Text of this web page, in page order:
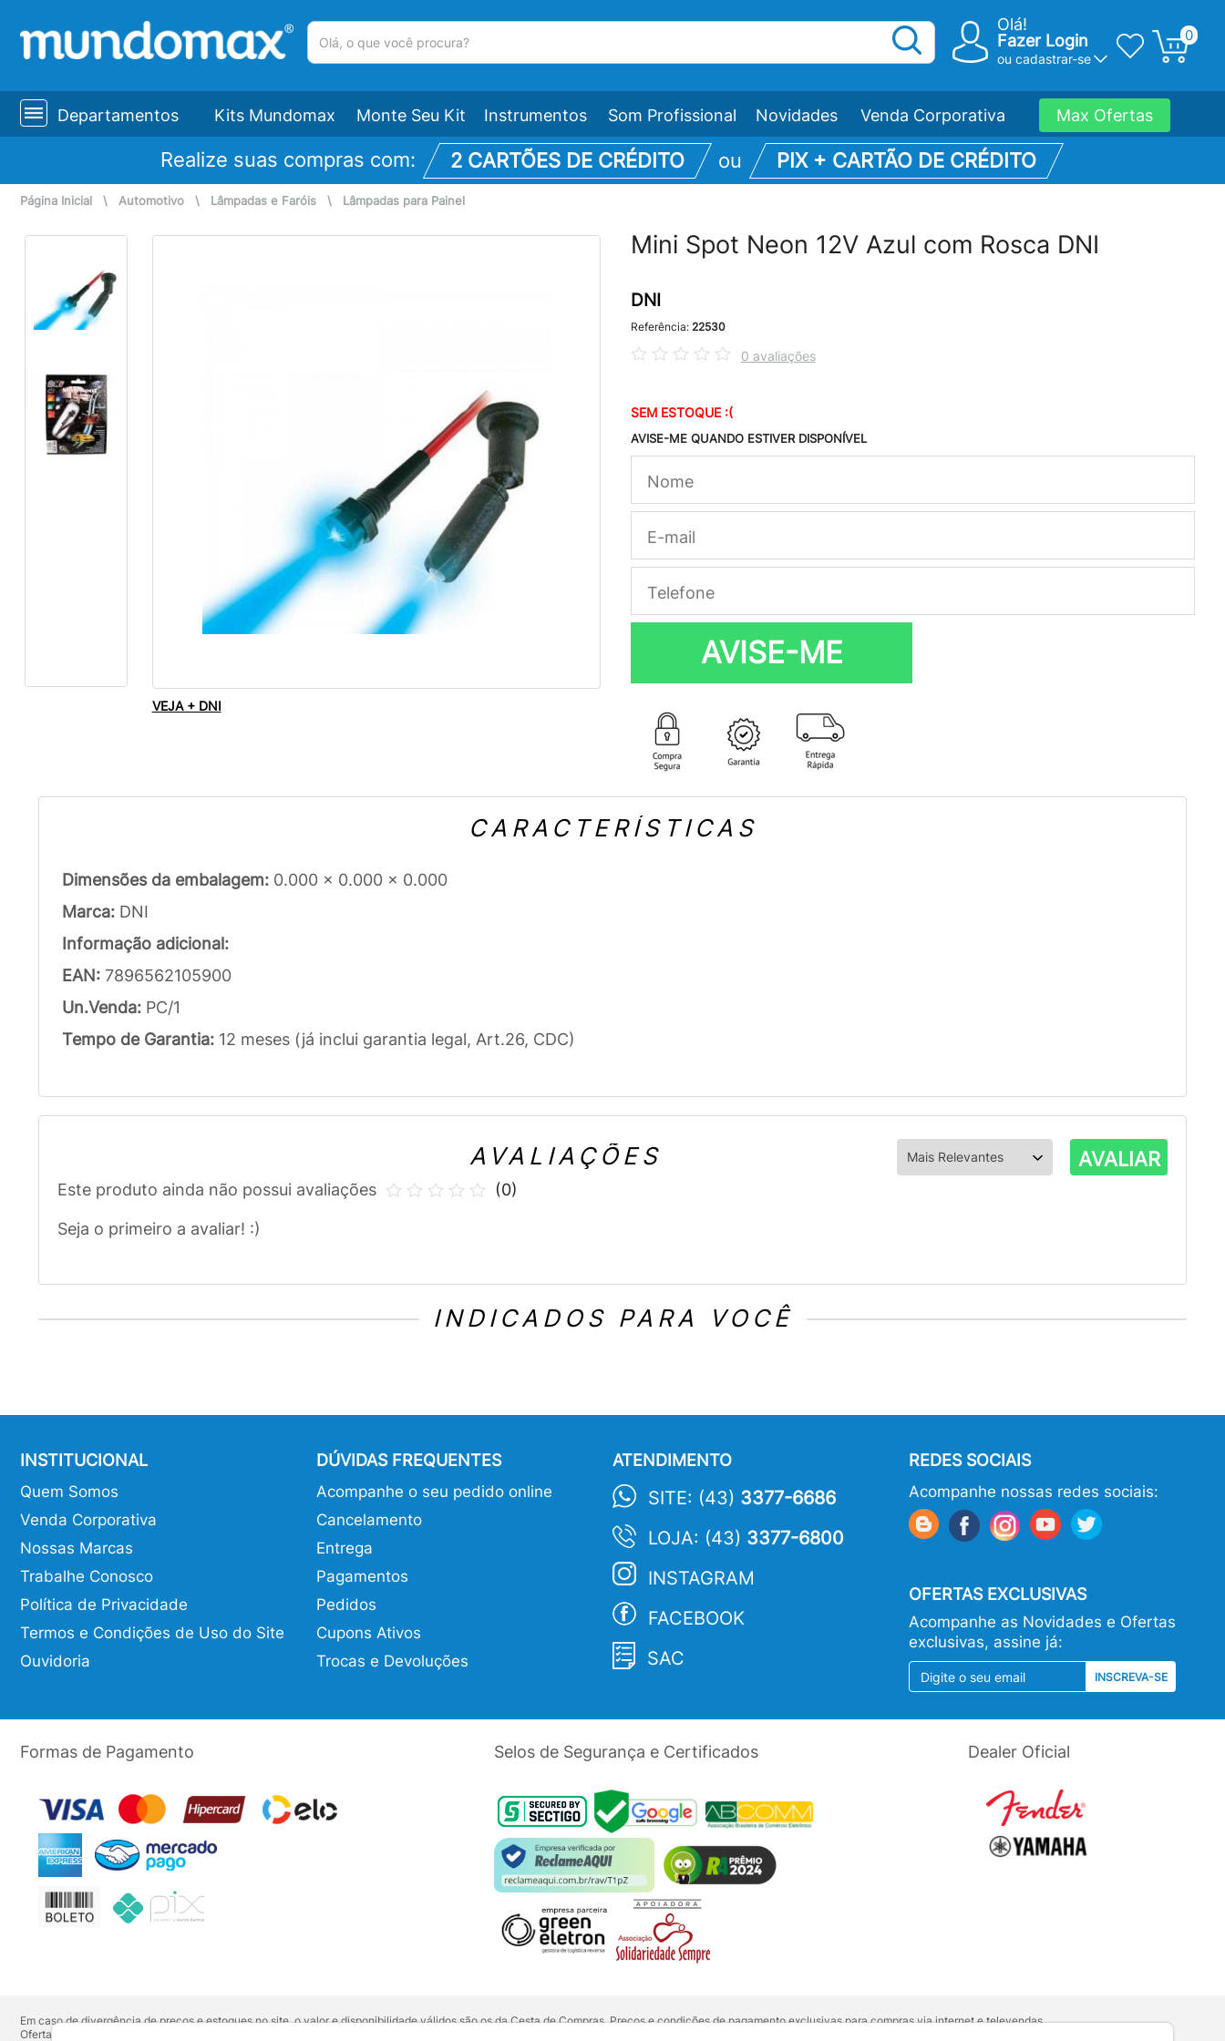
Olá!
Fazer Login
ou cadastrar-se
0
Departamentos Kits Mundomax Monte Seu Kit Instrumentos Som Profissional Novidades Venda Corporativa Max Ofertas
Realize suas compras com: 2 CARTÕES DE CRÉDITO ou PIX + CARTÃO DE CRÉDITO
Página Inicial \ Automotivo \ Lâmpadas e Faróis \ Lâmpadas para Painel
VEJA + DNI
Mini Spot Neon 12V Azul com Rosca DNI
DNI
Referência: 22530
0 avaliações
SEM ESTOQUE :(
AVISE-ME QUANDO ESTIVER DISPONÍVEL
AVISE-ME
CARACTERÍSTICAS
Dimensões da embalagem: 0.000 x 0.000 x 0.000
Marca: DNI
Informação adicional:
EAN: 7896562105900
Un.Venda: PC/1
Tempo de Garantia: 12 meses (já inclui garantia legal, Art.26, CDC)
AVALIAÇÕES AVALIAR
Este produto ainda não possui avaliações
Seja o primeiro a avaliar! :)
(0)
INDICADOS PARA VOCÊ
INSTITUCIONAL
Quem Somos
Venda Corporativa
Nossas Marcas
Trabalhe Conosco
Política de Privacidade
Termos e Condições de Uso do Site
Ouvidoria
DÚVIDAS FREQUENTES
Acompanhe o seu pedido online
Cancelamento
Entrega
Pagamentos
Pedidos
Cupons Ativos
Trocas e Devoluções
ATENDIMENTO
SITE: (43) 3377-6686
LOJA: (43) 3377-6800
INSTAGRAM
FACEBOOK
SAC
REDES SOCIAIS
Acompanhe nossas redes sociais:
OFERTAS EXCLUSIVAS
Acompanhe as Novidades e Ofertas
exclusivas, assine já:
INSCREVA-SE
Formas de Pagamento Selos de Segurança e Certificados Dealer Oficial
Em caso de divergência de preços e estoques no site, o valor e disponibilidade válidos são os da Cesta de Compras. Preços e condições de pagamento exclusivas para compras via internet e televendas.
Ofertas válidas até o término de nossos estoques. Para compras acima de 5 unidades do mesmo produto, entre em contato com o nosso canal de